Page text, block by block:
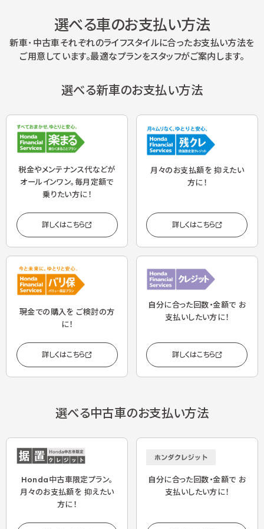
選べる車のお支払い方法
新車･中古車それぞれのライフスタイルに合ったお支払い方法を
ご用意しています。最適なプランをスタッフがご案内します。
選べる新車のお支払い方法
税金やメンテナンス代などが
オールインワン。毎月定額で
乗りたい方に！
詳しくはこちら
月々のお支払額を 抑えたい
方に！
詳しくはこちら
現金での購入を ご検討の方
に！
詳しくはこちら
自分に合った回数・金額で お
支払いしたい方に！
詳しくはこちら
選べる中古車のお支払い方法
Honda中古車限定プラン。
月々のお支払額を 抑えたい
方に！
自分に合った回数・金額で お
支払いしたい方に！